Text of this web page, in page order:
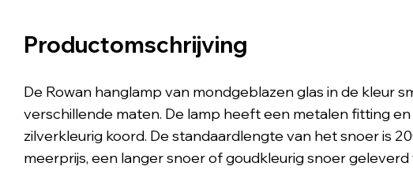
Productomschrijving
De Rowan hanglamp van mondgeblazen glas in de kleur
verschillende maten. De lamp heeft een metalen fitting
zilverkleurig koord. De standaardlengte van het snoer is
meerprijs, een langer snoer of goudkleurig snoer